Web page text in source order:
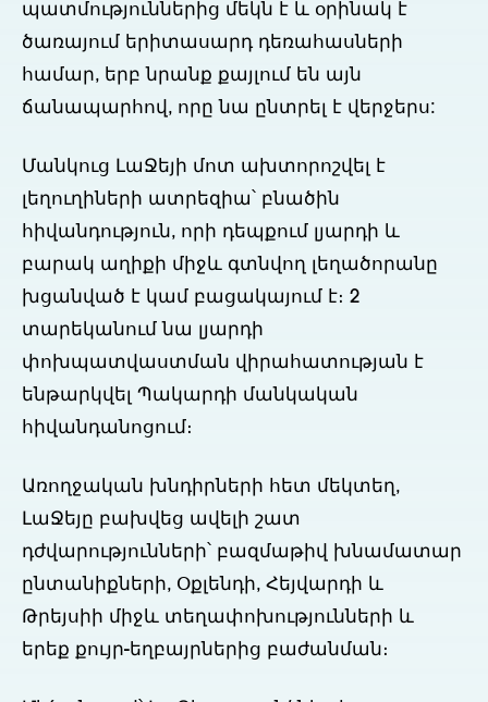
պատմություններից մեկն է և օրինակ է
ծառայում երիտասարդ դեռահասների
համար, երբ նրանք քայլում են այն
ճանապարհով, որը նա ընտրել է վերջերս:
Մանկուց ԼաՋեյի մոտ ախտորոշվել է
լեղուղիների ատրեզիա՝ բնածին
հիվանդություն, որի դեպքում լյարդի և
բարակ աղիքի միջև գտնվող լեղածորանը
խցանված է կամ բացակայում է։ 2
տարեկանում նա լյարդի
փոխպատվաստման վիրահատության է
ենթարկվել Պակարդի մանկական
հիվանդանոցում։
Առողջական խնդիրների հետ մեկտեղ,
ԼաՋեյը բախվեց ավելի շատ
դժվարությունների՝ բազմաթիվ խնամատար
ընտանիքների, Օքլենդի, Հեյվարդի և
Թրեյսիի միջև տեղափոխությունների և
երեք քույր-եղբայրներից բաժանման։